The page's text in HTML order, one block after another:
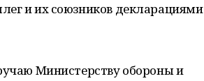
и их союзников декларациями
Министерству обороны и